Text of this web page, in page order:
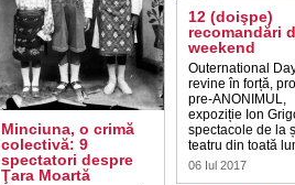
Minciuna, o crimă
colectivă: 9
spectatori despre
Ţara Moartă
12 (doişpe)
recomandări
weekend
Outernational
revine în forță,
pre-ANONIMUL,
expoziție Ion
spectacole de la
teatru din toată
06 Iul 2017